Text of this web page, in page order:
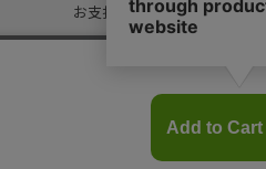
お支払いについて
返品・交換について